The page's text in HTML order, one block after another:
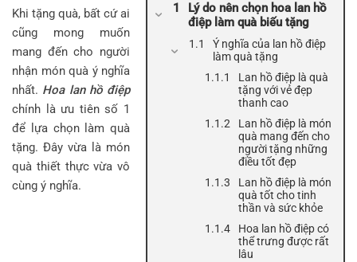
Lý do nên chọn hoa lan hồ
điệp làm quà biếu tặng
Ý nghĩa của lan hồ điệp
làm quà tặng
Lan hồ điệp là quà
tặng với vẻ đẹp
thanh cao
Lan hồ điệp là món
quà mang đến cho
người tặng những
điều tốt đẹp
Lan hồ điệp là món
quà tốt cho tinh
thần và sức khỏe
Hoa lan hồ điệp có
thể trưng được rất
lâu
Khi tặng quà, bất cứ ai
cũng mong muốn
mang đến cho người
nhận món quà ý nghĩa
nhất. Hoa lan hồ điệp
chính là ưu tiên số 1
để lựa chọn làm quà
tặng. Đây vừa là món
quà thiết thực vừa vô
cùng ý nghĩa.